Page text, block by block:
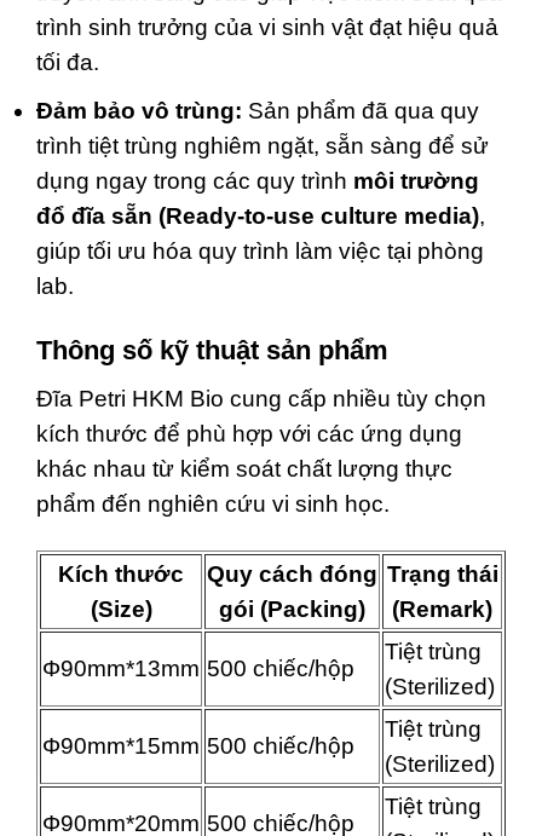
trình sinh trưởng của vi sinh vật đạt hiệu quả
tối đa.
Đảm bảo vô trùng: Sản phẩm đã qua quy
trình tiệt trùng nghiêm ngặt, sẵn sàng để sử
dụng ngay trong các quy trình môi trường
đổ đĩa sẵn (Ready-to-use culture media),
giúp tối ưu hóa quy trình làm việc tại phòng
lab.
Thông số kỹ thuật sản phẩm
Đĩa Petri HKM Bio cung cấp nhiều tùy chọn
kích thước để phù hợp với các ứng dụng
khác nhau từ kiểm soát chất lượng thực
phẩm đến nghiên cứu vi sinh học.
Kích thước
(Size)
Quy cách đóng
gói (Packing)
Trạng thái
(Remark)
Φ90mm*13mm 500 chiếc/hộp
Tiệt trùng
(Sterilized)
Φ90mm*15mm 500 chiếc/hộp
Tiệt trùng
(Sterilized)
Φ90mm*20mm 500 chiếc/hộp
Tiệt trùng